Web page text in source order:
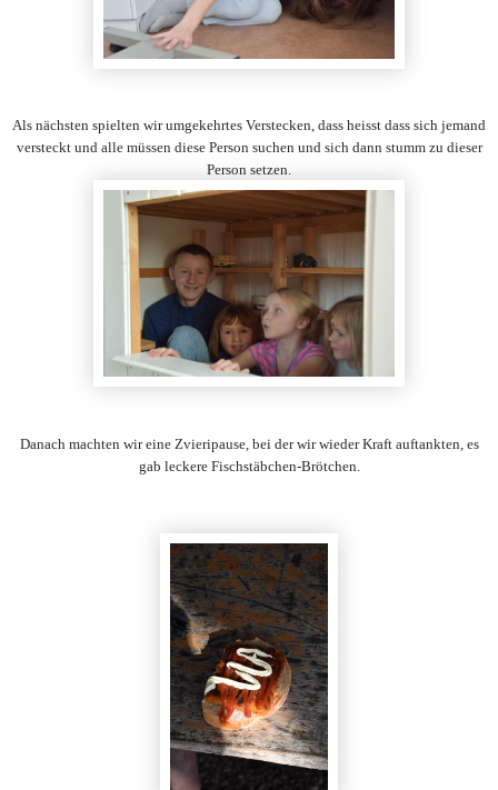
Als nächsten spielten wir umgekehrtes Verstecken, dass heisst dass sich jemand
versteckt und alle müssen diese Person suchen und sich dann stumm zu dieser
Person setzen.
Danach machten wir eine Zvieripause, bei der wir wieder Kraft auftankten, es
gab leckere Fischstäbchen-Brötchen.